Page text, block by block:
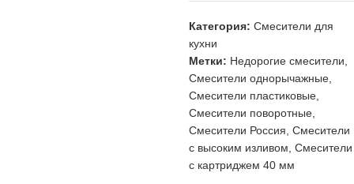
Категория: Смесители для
кухни
Метки: Недорогие смесители
Смесители однорычажные,
Смесители пластиковые,
Смесители поворотные,
Смесители Россия Смесители
с высоким изливом Смесители
с картриджем 40 мм